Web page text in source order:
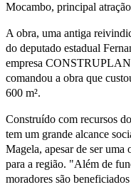
Mocambo, principal
A obra, uma antiga
do deputado estadual
empresa
comandou a obra que
600 m².
Construído com recursos
tem um grande alcance
Magela, apesar de ser uma
para a região. "Além de
moradores são